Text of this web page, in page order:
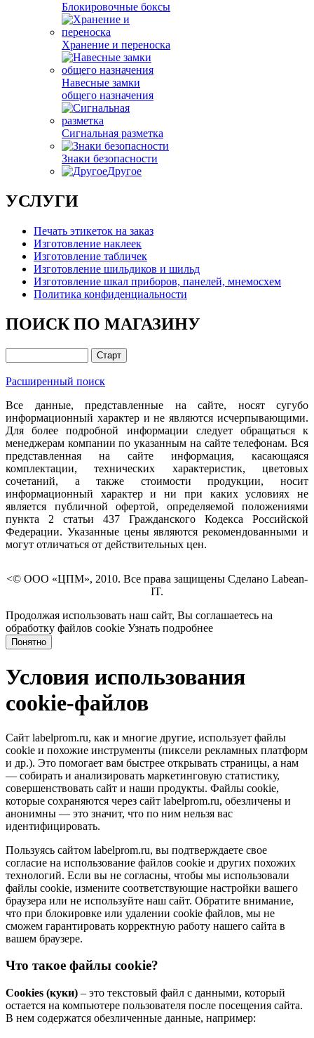
Блокировочные боксы
Хранение и переноска
Навесные замки
общего назначения
Сигнальная разметка
Знаки безопасности
Другое
УСЛУГИ
Печать этикеток на заказ
Изготовление наклеек
Изготовление табличек
Изготовление шильдиков и шильд
Изготовление шкал приборов, панелей, мнемосхем
Политика конфиденциальности
ПОИСК ПО МАГАЗИНУ
Расширенный поиск
Все данные, представленные на сайте, носят сугубо
информационный характер и не являются исчерпывающими.
Для более подробной информации следует обращаться к
менеджерам компании по указанным на сайте телефонам. Вся
представленная на сайте информация, касающаяся
комплектации, технических характеристик, цветовых
сочетаний, а также стоимости продукции, носит
информационный характер и ни при каких условиях не
является публичной офертой, определяемой положениями
пункта 2 статьи 437 Гражданского Кодекса Российской
Федерации. Указанные цены являются рекомендованными и
могут отличаться от действительных цен.
<© ООО «ЦПМ», 2010. Все права защищены Сделано Labean-
IT.
Продолжая использовать наш сайт, Вы соглашаетесь на
обработку файлов cookie Узнать подробнее
Понятно
Условия использования
cookie-файлов
Сайт labelprom.ru, как и многие другие, использует файлы
cookie и похожие инструменты (пиксели рекламных платформ
и др.). Это помогает вам быстрее открывать страницы, а нам
— собирать и анализировать маркетинговую статистику,
совершенствовать сайт и наши продукты. Файлы сookie,
которые сохраняются через сайт labelprom.ru, обезличены и
анонимны — это значит, что по ним нельзя вас
идентифицировать.
Пользуясь сайтом labelprom.ru, вы подтверждаете свое
согласие на использование файлов cookie и других похожих
технологий. Если вы не согласны, чтобы мы использовали
файлы cookie, измените соответствующие настройки вашего
браузера или не используйте наш сайт. Обратите внимание,
что при блокировке или удалении cookie файлов, мы не
сможем гарантировать корректную работу нашего сайта в
вашем браузере.
Что такое файлы cookie?
Cookies (куки) – это текстовый файл с данными, который
остается на компьютере пользователя после посещения сайта.
В нем содержатся обезличенные данные, например: